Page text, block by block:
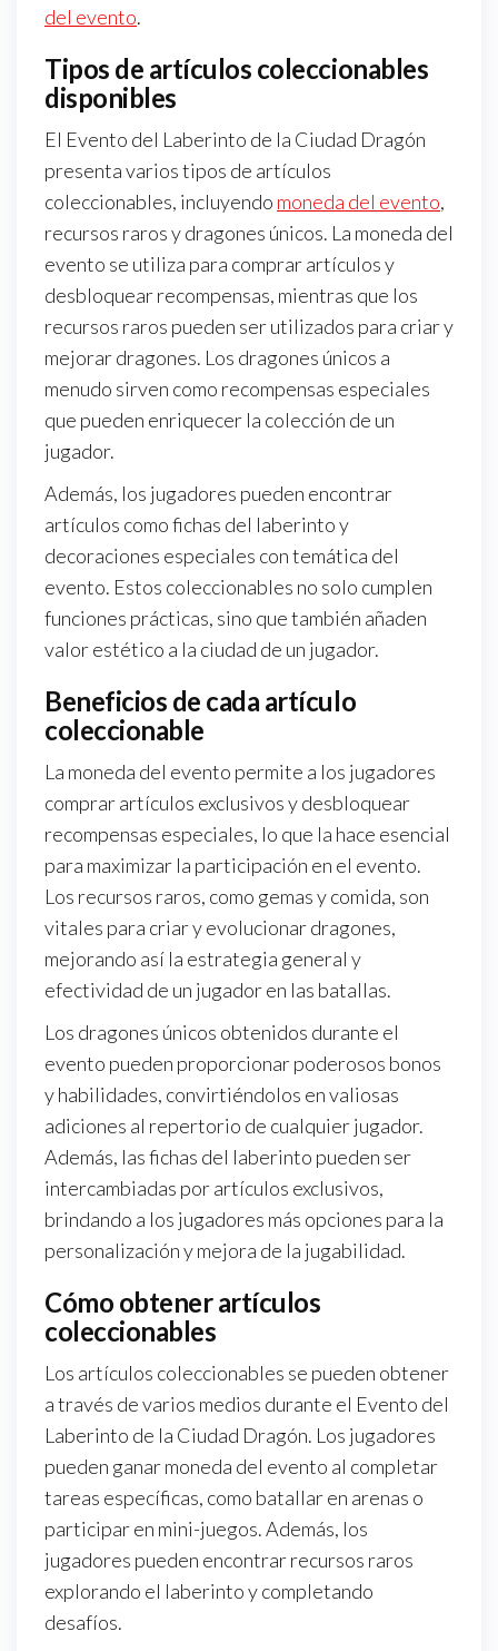
del evento.
Tipos de artículos coleccionables
disponibles
El Evento del Laberinto de la Ciudad Dragón
presenta varios tipos de artículos
coleccionables, incluyendo moneda del evento,
recursos raros y dragones únicos. La moneda del
evento se utiliza para comprar artículos y
desbloquear recompensas, mientras que los
recursos raros pueden ser utilizados para criar y
mejorar dragones. Los dragones únicos a
menudo sirven como recompensas especiales
que pueden enriquecer la colección de un
jugador.
Además, los jugadores pueden encontrar
artículos como fichas del laberinto y
decoraciones especiales con temática del
evento. Estos coleccionables no solo cumplen
funciones prácticas, sino que también añaden
valor estético a la ciudad de un jugador.
Beneficios de cada artículo
coleccionable
La moneda del evento permite a los jugadores
comprar artículos exclusivos y desbloquear
recompensas especiales, lo que la hace esencial
para maximizar la participación en el evento.
Los recursos raros, como gemas y comida, son
vitales para criar y evolucionar dragones,
mejorando así la estrategia general y
efectividad de un jugador en las batallas.
Los dragones únicos obtenidos durante el
evento pueden proporcionar poderosos bonos
y habilidades, convirtiéndolos en valiosas
adiciones al repertorio de cualquier jugador.
Además, las fichas del laberinto pueden ser
intercambiadas por artículos exclusivos,
brindando a los jugadores más opciones para la
personalización y mejora de la jugabilidad.
Cómo obtener artículos
coleccionables
Los artículos coleccionables se pueden obtener
a través de varios medios durante el Evento del
Laberinto de la Ciudad Dragón. Los jugadores
pueden ganar moneda del evento al completar
tareas específicas, como batallar en arenas o
participar en mini-juegos. Además, los
jugadores pueden encontrar recursos raros
explorando el laberinto y completando
desafíos.